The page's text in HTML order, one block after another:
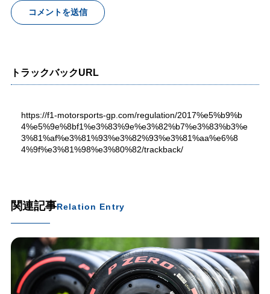
トラックバックURL
https://f1-motorsports-gp.com/regulation/2017%e5%b9%b
4%e5%9e%8bf1%e3%83%9e%e3%82%b7%e3%83%b3%e
3%81%af%e3%81%93%e3%82%93%e3%81%aa%e6%8
4%9f%e3%81%98%e3%80%82/trackback/
関連記事Relation Entry